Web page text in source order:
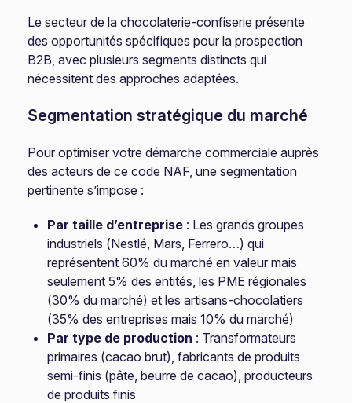
Le secteur de la chocolaterie-confiserie présente
des opportunités spécifiques pour la prospection
B2B, avec plusieurs segments distincts qui
nécessitent des approches adaptées.
Segmentation stratégique du marché
Pour optimiser votre démarche commerciale auprès
des acteurs de ce code NAF, une segmentation
pertinente s’impose :
Par taille d’entreprise : Les grands groupes
industriels (Nestlé, Mars, Ferrero…) qui
représentent 60% du marché en valeur mais
seulement 5% des entités, les PME régionales
(30% du marché) et les artisans-chocolatiers
(35% des entreprises mais 10% du marché)
Par type de production : Transformateurs
primaires (cacao brut), fabricants de produits
semi-finis (pâte, beurre de cacao), producteurs
de produits finis